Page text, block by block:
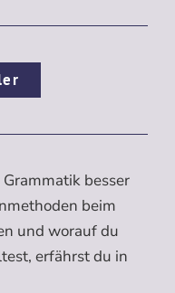
besser
beim
und worauf du
erfährst du in